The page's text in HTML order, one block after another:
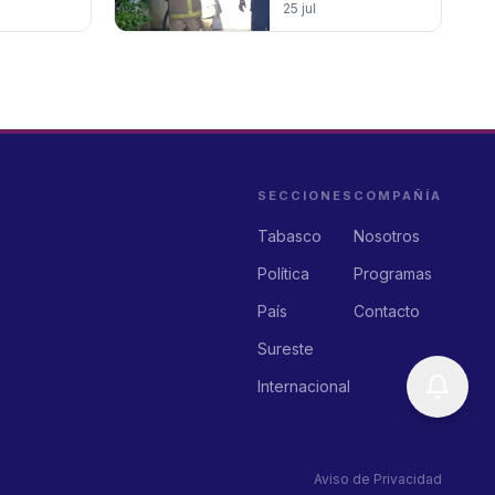
comerciante
25 jul
SECCIONES
Tabasco
Política
País
Sureste
Internacional
COMPAÑÍA
Nosotros
Programas
Contacto
Aviso de Privacidad